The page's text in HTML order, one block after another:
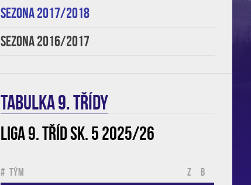
SEZONA 2017/2018
SEZONA 2016/2017
TABULKA 9. třídy
Liga 9. tříd sk. 5 2025/26
# Tým Z B